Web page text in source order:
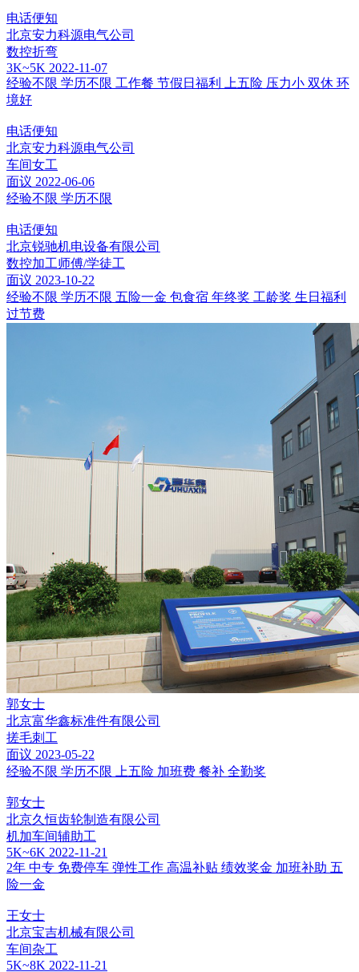
电话便知
北京安力科源电气公司
数控折弯
3K~5K 2022-11-07
经验不限 学历不限 工作餐 节假日福利 上五险 压力小 双休 环
境好
电话便知
北京安力科源电气公司
车间女工
面议 2022-06-06
经验不限 学历不限
电话便知
北京锐驰机电设备有限公司
数控加工师傅/学徒工
面议 2023-10-22
经验不限 学历不限 五险一金 包食宿 年终奖 工龄奖 生日福利
过节费
郭女士
北京富华鑫标准件有限公司
搓毛刺工
面议 2023-05-22
经验不限 学历不限 上五险 加班费 餐补 全勤奖
郭女士
北京久恒齿轮制造有限公司
机加车间辅助工
5K~6K 2022-11-21
2年 中专 免费停车 弹性工作 高温补贴 绩效奖金 加班补助 五
险一金
王女士
北京宝吉机械有限公司
车间杂工
5K~8K 2022-11-21